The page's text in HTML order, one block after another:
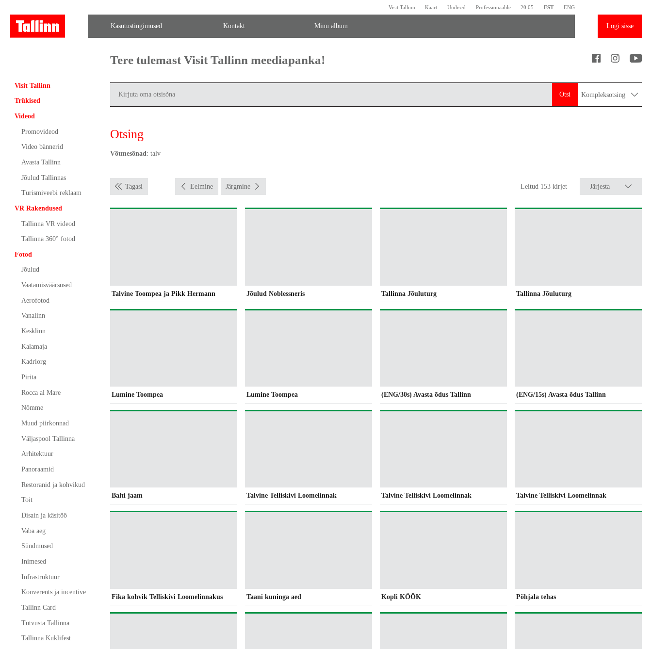
Visit Tallinn Kaart Uudised Professionaalile 20:05 EST ENG
Kasutustingimused Kontakt Minu album Logi sisse
Visit Tallinn
Trükised
Videod
Promovideod
Video bännerid
Avasta Tallinn
Jõulud Tallinnas
Turismiveebi reklaam
VR Rakendused
Tallinna VR videod
Tallinna 360° fotod
Fotod
Jõulud
Vaatamisväärsused
Aerofotod
Vanalinn
Kesklinn
Kalamaja
Kadriorg
Pirita
Rocca al Mare
Nõmme
Muud piirkonnad
Väljaspool Tallinna
Arhitektuur
Panoraamid
Restoranid ja kohvikud
Toit
Disain ja käsitöö
Vaba aeg
Sündmused
Inimesed
Infrastruktuur
Konverents ja incentive
Tallinn Card
Tutvusta Tallinna
Tallinna Kuklifest
Tere tulemast Visit Tallinn meediapanka!
Otsi Kompleksotsing
Otsing
Võtmesõnad : talv
Tagasi Eelmine Järgmine Leitud 153 kirjet Järjesta
Talvine Toompea ja Pikk Hermann Jõulud Noblessneris Tallinna Jõuluturg Tallinna Jõuluturg
Lumine Toompea Lumine Toompea (ENG/30s) Avasta õdus Tallinn (ENG/15s) Avasta õdus Tallinn
Balti jaam Talvine Telliskivi Loomelinnak Talvine Telliskivi Loomelinnak Talvine Telliskivi Loomelinnak
Fika kohvik Telliskivi Loomelinnakus Taani kuninga aed Kopli KÖÖK Põhjala tehas